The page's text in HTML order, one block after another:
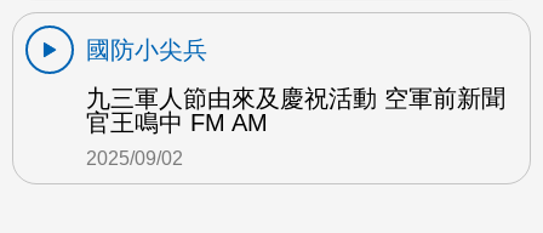
國防小尖兵
九三軍人節由來及慶祝活動 空軍前新聞
官王鳴中 FM AM
2025/09/02